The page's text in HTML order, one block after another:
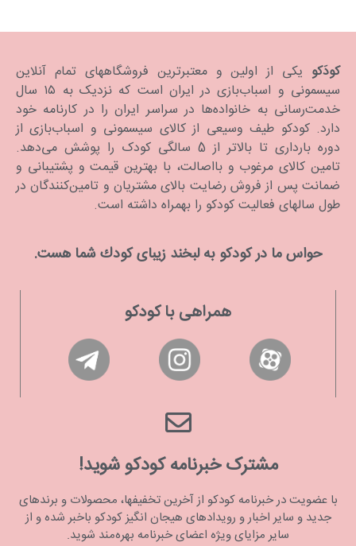
کودَکو یکی از اولین و معتبرترین فروشگاههای تمام آنلاین
سیسمونی و اسباب‌بازی در ایران است که نزدیک به ۱۵ سال
خدمت‌رسانی به خانواده‌ها در سراسر ایران را در کارنامه خود
دارد. كودكو طیف وسیعی از کالای سیسمونی و اسباب‌بازی از
دوره بارداری تا بالاتر از 5 سالگی کودک را پوشش می‌دهد.
تامین کالای مرغوب و بااصالت، با بهترین قیمت و پشتیبانی و
ضمانت پس از فروش رضایت بالای مشتریان و تامین‌کنندگان در
طول سالهای فعالیت کودکو را بهمراه داشته است.
حواس ما در كودكو به لبخند زیبای كودك شما هست.
همراهی با کودکو
مشترک خبرنامه کودکو شوید!
با عضویت در خبرنامه کودکو از آخرین تخفیفها، محصولات و برندهای
جدید و سایر اخبار و رویدادهای هیجان انگیز کودکو باخبر شده و از
سایر مزایای ویژه اعضای خبرنامه بهره‌مند شوید.